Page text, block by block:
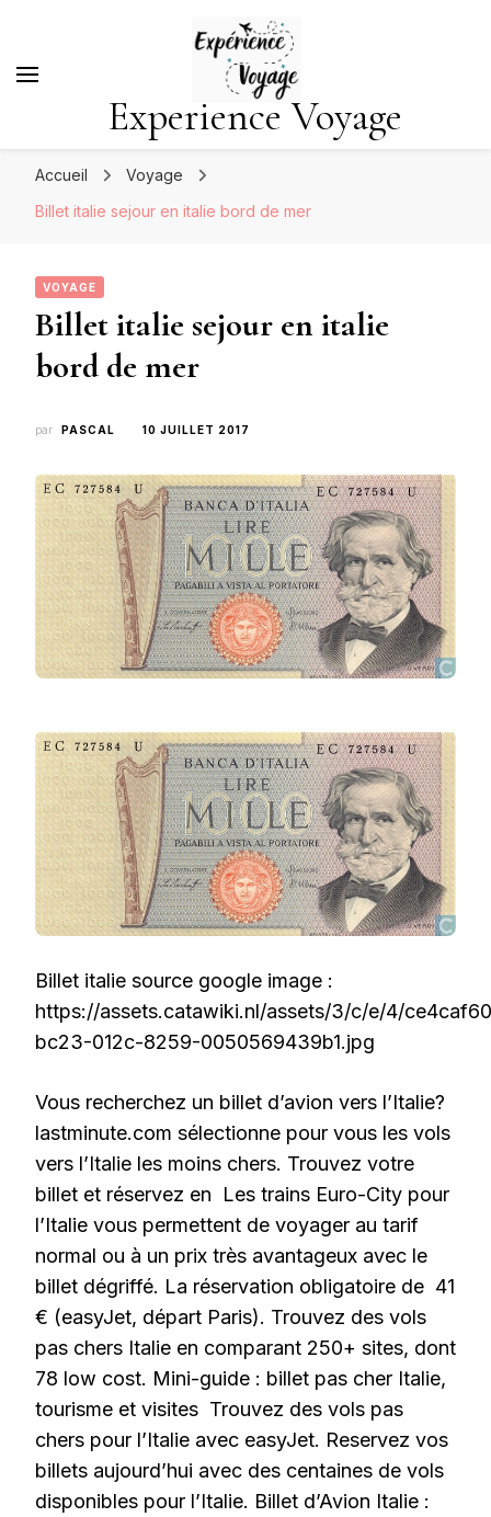
Experience Voyage
Accueil
Voyage
Billet italie sejour en italie bord de mer
VOYAGE
Billet italie sejour en italie
bord de mer
par PASCAL 10 JUILLET 2017
Billet italie source google image :
https://assets.catawiki.nl/assets/3/c/e/4/
bc23-012c-8259-0050569439b1.jpg
Vous recherchez un billet d’avion vers l’Italie?
lastminute.com sélectionne pour vous les vols
vers l’Italie les moins chers. Trouvez votre
billet et réservez en Les trains Euro-City pour
l’Italie vous permettent de voyager au tarif
normal ou à un prix très avantageux avec le
billet dégriffé. La réservation obligatoire de 41
€ (easyJet, départ Paris). Trouvez des vols
pas chers Italie en comparant 250+ sites, dont
78 low cost. Mini-guide : billet pas cher Italie,
tourisme et visites Trouvez des vols pas
chers pour l’Italie avec easyJet. Reservez vos
billets aujourd’hui avec des centaines de vols
disponibles pour l’Italie. Billet d’Avion Italie :